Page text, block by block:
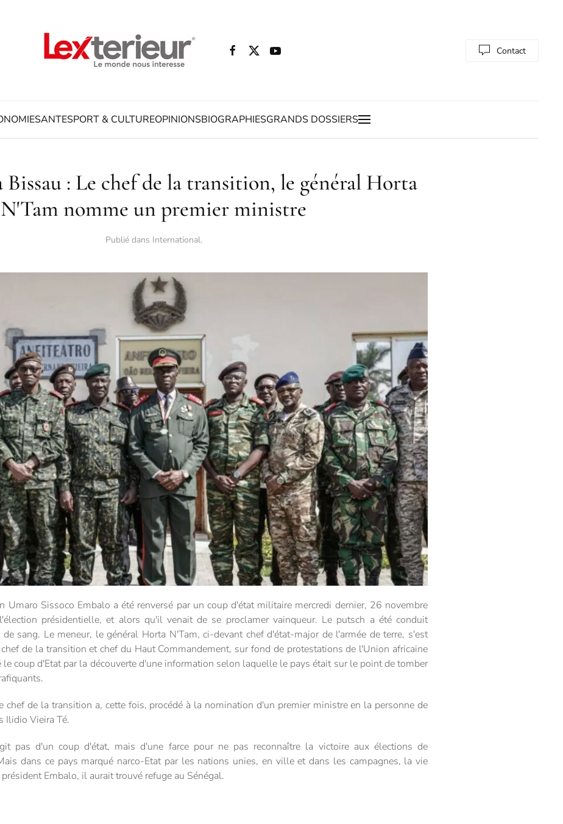
Contact
SANTESPORT & CULTUREOPINIONSBIOGRAPHIESGRANDS DOSSIERS
Bissau : Le chef de la transition, le général Horta
N'Tam nomme un premier ministre
Publié dans International.
Umaro Sissoco Embalo a été renversé par un coup d'état militaire mercredi dernier, 26 novembre
présidentielle, et alors qu'il venait de se proclamer vainqueur. Le putsch a été conduit
sang. Le meneur, le général Horta N'Tam, ci-devant chef d'état-major de l'armée de terre, s'est
de la transition et chef du Haut Commandement, sur fond de protestations de l'Union africaine
coup d'Etat par la découverte d'une information selon laquelle le pays était sur le point de tomber
chef de la transition a, cette fois, procédé à la nomination d'un premier ministre en la personne de
Ilidio Vieira Té.
pas d'un coup d'état, mais d'une farce pour ne pas reconnaître la victoire aux élections de
dans ce pays marqué narco-Etat par les nations unies, en ville et dans les campagnes, la vie
Embalo, il aurait trouvé refuge au Sénégal.